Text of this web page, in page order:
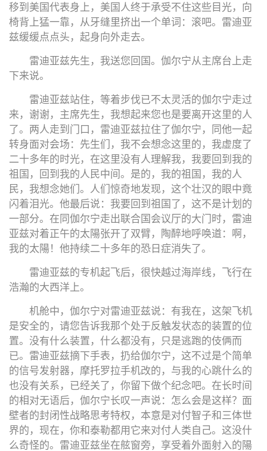
移到美国代表身上，美国人终于承受不住这些目光，向
椅背上猛一靠，从牙缝里挤出一个单词：滚吧。雷迪亚
兹缓缓点点头，起身向外走去。
雷迪亚兹先生，我送您回国。伽尔宁从主席台上走
下来说。
雷迪亚兹站住，等着步伐已不太灵活的伽尔宁走过
来，谢谢，主席先生，我想起来您也是要离开这里的人
了。两人走到门口，雷迪亚兹拉住了伽尔宁，同他一起
转身面对会场：先生们，我不会想念这里的，我虚度了
二十多年的时光，在这里没有人理解我，我要回到我的
祖国，回到我的人民中间。是的，我的祖国，我的人
民，我想念她们。人们惊奇地发现，这个壮汉的眼中竟
闪着泪光。他最后说：我要回到祖国了，这不是计划的
一部分。在同伽尔宁走出联合国会议厅的大门时，雷迪
亚兹对着正午的太陽张开了双臂，陶醉地呼唤道：啊，
我的太陽！他持续二十多年的恐日症消失了。
雷迪亚兹的专机起飞后，很快越过海岸线，飞行在
浩瀚的大西洋上。
机舱中，伽尔宁对雷迪亚兹说：有我在，这架飞机
是安全的，请您告诉我那个处于反触发状态的装置的位
置。没有什么装置，什么都没有，只是逃跑的伎俩而
已。雷迪亚兹摘下手表，扔给伽尔宁，这不过是个简单
的信号发射器，摩托罗拉手机改的，与我的心跳什么的
也没有关系，已经关了，你留下做个纪念吧。在长时间
的相对无语后，伽尔宁长叹一声说：怎么会是这样？面
壁者的封闭性战略思考特权，本意是对付智子和三体世
界的，现在，你和泰勒都用它来对付人类自己。这没什
么奇怪的。雷迪亚兹坐在舷窗旁，享受着外面射入的陽